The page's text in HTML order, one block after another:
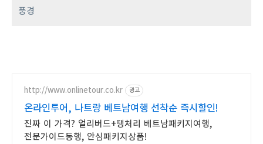
풍경
http://www.onlinetour.co.kr 광고
온라인투어, 나트랑 베트남여행 선착순 즉시할인!
진짜 이 가격? 얼리버드+땡처리 베트남패키지여행,
전문가이드동행, 안심패키지상품!